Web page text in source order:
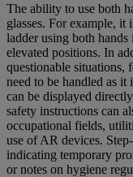
The ability to use both
glasses. For example,
ladder using both hands
elevated positions. In
questionable situations,
need to be handled as it
can be displayed
safety instructions can
occupational fields,
use of AR devices.
indicating temporary
or notes on hygiene